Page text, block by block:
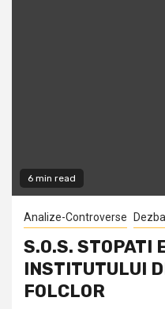
6 min read
Analize-Controverse
S.O.S. STOPATI
INSTITUTULUI
FOLCLOR